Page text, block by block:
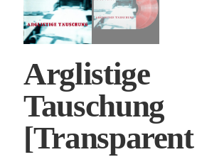
Arglistige
Tauschung